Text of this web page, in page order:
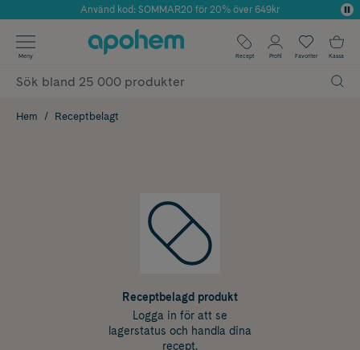
Årets Butik 2025 inom Skönhet
Använd kod: SOMMAR20 för 20% över 649kr
✓ Fri frakt
✓ Poäng på alla köp*
Meny Recept Profil Favoriter Kassa
Hem Receptbelagt
Receptbelagd produkt
Logga in för att se
lagerstatus och handla dina
recept.